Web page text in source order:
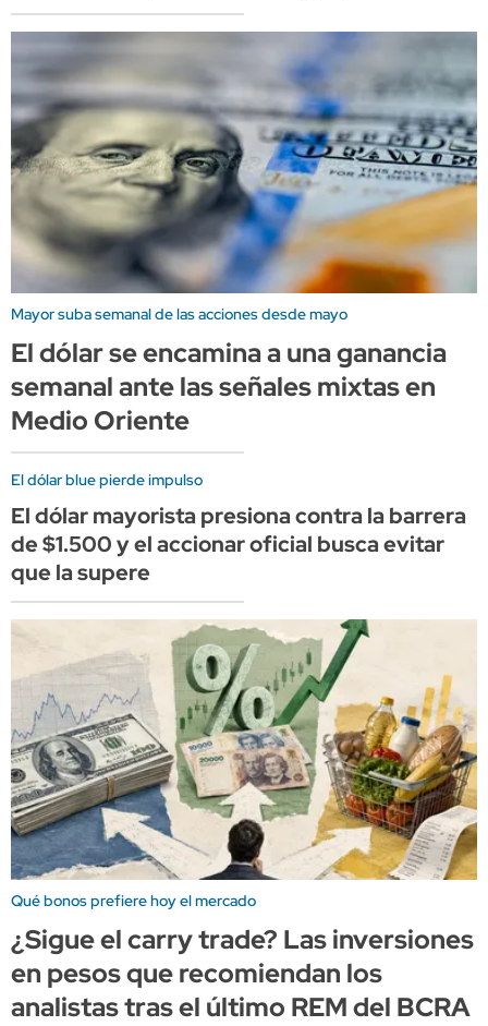
Mayor suba semanal de las acciones desde mayo
El dólar se encamina a una ganancia
semanal ante las señales mixtas en
Medio Oriente
El dólar blue pierde impulso
El dólar mayorista presiona contra la barrera
de $1.500 y el accionar oficial busca evitar
que la supere
Qué bonos prefiere hoy el mercado
¿Sigue el carry trade? Las inversiones
en pesos que recomiendan los
analistas tras el último REM del BCRA